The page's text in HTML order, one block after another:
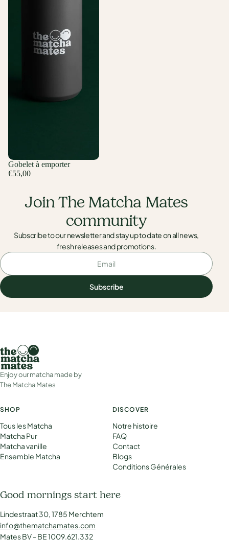
Gobelet à emporter
€55,00
Join The Matcha Mates
community
Subscribe to our newsletter and stay up to date on all news,
fresh releases and promotions.
Email
Subscribe
Enjoy our matcha made by
The Matcha Mates
SHOP
Tous les Matcha
Matcha Pur
Matcha vanille
Ensemble Matcha
DISCOVER
Notre histoire
FAQ
Contact
Blogs
Conditions Générales
Good mornings start here
Lindestraat 30, 1785 Merchtem
info@thematchamates.com
Mates BV - BE 1009.621.332